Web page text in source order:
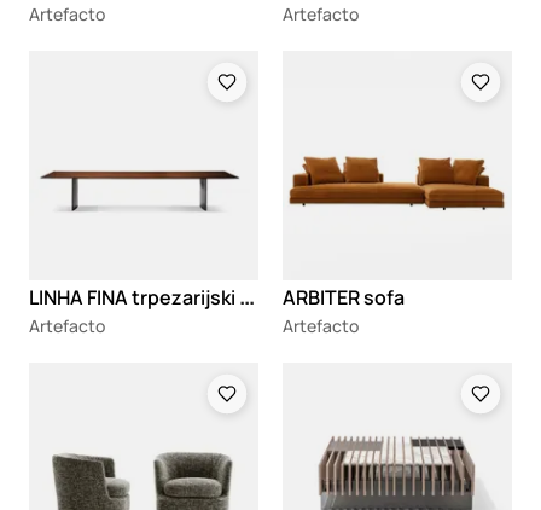
Artefacto Artefacto
L
INHA FINA trpezarijski sto
Artefacto
ARBITER sofa
Artefacto